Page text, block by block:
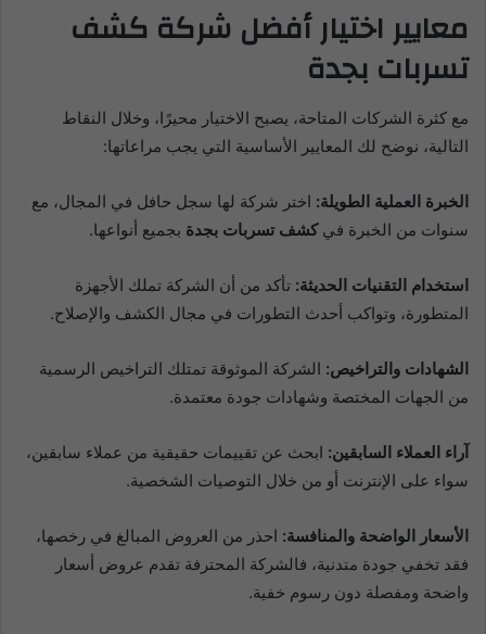
معايير اختيار أفضل شركة كشف
تسربات بجدة
مع كثرة الشركات المتاحة، يصبح الاختيار محيرًا، وخلال النقاط
التالية، نوضح لك المعايير الأساسية التي يجب مراعاتها:
الخبرة العملية الطويلة: اختر شركة لها سجل حافل في المجال، مع
سنوات من الخبرة فيكشف تسربات بجدة بجميع أنواعها.
استخدام التقنيات الحديثة: تأكد من أن الشركة تملك الأجهزة
المتطورة، وتواكب أحدث التطورات في مجال الكشف والإصلاح.
الشهادات والتراخيص: الشركة الموثوقة تمتلك التراخيص الرسمية
من الجهات المختصة وشهادات جودة معتمدة.
آراء العملاء السابقين: ابحث عن تقييمات حقيقية من عملاء سابقين،
سواء على الإنترنت أو من خلال التوصيات الشخصية.
الأسعار الواضحة والمنافسة: احذر من العروض المبالغ في رخصها،
فقد تخفي جودة متدنية، فالشركة المحترفة تقدم عروض أسعار
واضحة ومفصلة دون رسوم خفية.